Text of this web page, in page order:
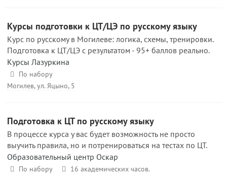
Курсы подготовки к ЦТ/ЦЭ по русскому языку
Курс по русскому в Могилеве: логика, схемы, тренировки.
Подготовка к ЦТ/ЦЭ с результатом - 95+ баллов реально.
Курсы Лазуркина
По набору
Могилев, ул. Яцыно, 5
Подготовка к ЦТ по русскому языку
В процессе курса у вас будет возможность не просто
выучить правила, но и потренироваться на тестах по ЦТ.
Образовательный центр Оскар
По набору 16 академических часов.